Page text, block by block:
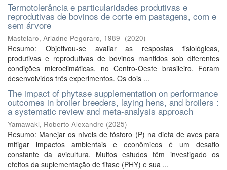
Termotolerância e particularidades produtivas e
reprodutivas de bovinos de corte em pastagens, com e
sem árvore
Mastelaro, Ariadne Pegoraro, 1989- (2020)
Resumo: Objetivou-se avaliar as respostas fisiológicas,
produtivas e reprodutivas de bovinos mantidos sob diferentes
condições microclimáticas, no Centro-Oeste brasileiro. Foram
desenvolvidos três experimentos. Os dois ...
The impact of phytase supplementation on performance
outcomes in broiler breeders, laying hens, and broilers :
a systematic review and meta-analysis approach
Yamawaki, Roberto Alexandre (2025)
Resumo: Manejar os níveis de fósforo (P) na dieta de aves para
mitigar impactos ambientais e econômicos é um desafio
constante da avicultura. Muitos estudos têm investigado os
efeitos da suplementação de fitase (PHY) e sua ...